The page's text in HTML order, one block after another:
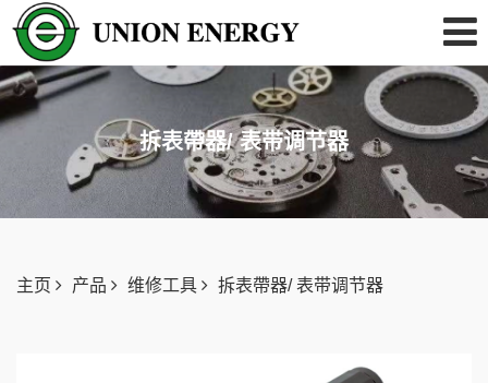
拆表帶器/ 表带调节器
主页 产品 维修工具 拆表帶器/ 表带调节器